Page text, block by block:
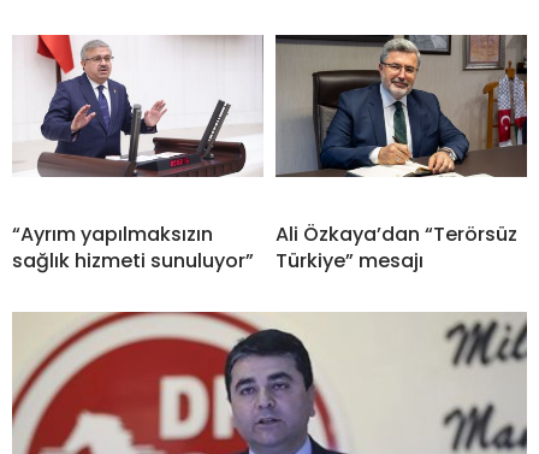
“Ayrım yapılmaksızın
sağlık hizmeti sunuluyor”
Ali Özkaya’dan “Terörsüz
Türkiye” mesajı